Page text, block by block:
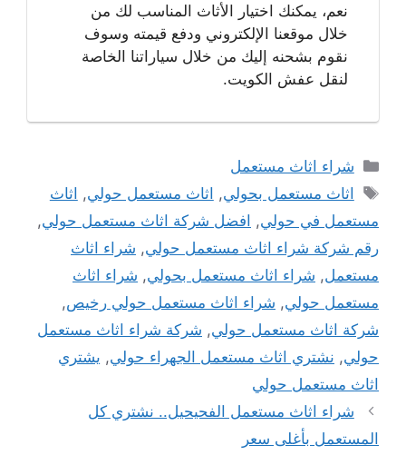
نعم، يمكنك اختيار الأثاث المناسب لك من
خلال موقعنا الإلكتروني ودفع قيمته وسوف
نقوم بشحنه إليك من خلال سياراتنا الخاصة
لنقل عفش الكويت.
التصنيفات
شراء اثاث مستعمل
الوسوم
اثاث مستعمل بحولي, اثاث مستعمل حولي, اثاث
مستعمل في حولي, افضل شركة اثاث مستعمل حولي,
رقم شركة شراء اثاث مستعمل حولي, شراء اثاث
مستعمل, شراء اثاث مستعمل بحولي, شراء اثاث
مستعمل حولي, شراء اثاث مستعمل حولي رخيص,
شركة اثاث مستعمل حولي, شركة شراء اثاث مستعمل
حولي, نشتري اثاث مستعمل الجهراء حولي, يشتري
اثاث مستعمل حولي
شراء اثاث مستعمل الفحيحيل.. نشتري كل
المستعمل بأغلى سعر